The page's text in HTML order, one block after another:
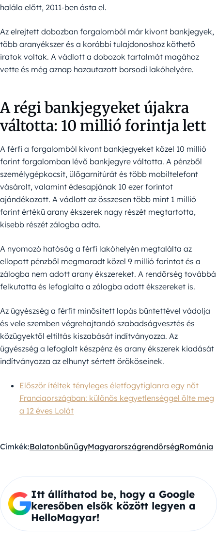
halála előtt, 2011-ben ásta el.
Az elrejtett dobozban forgalomból már kivont bankjegyek,
több aranyékszer és a korábbi tulajdonoshoz köthető
iratok voltak. A vádlott a dobozok tartalmát magához
vette és még aznap hazautazott borsodi lakóhelyére.
A régi bankjegyeket újakra
váltotta: 10 millió forintja lett
A férfi a forgalomból kivont bankjegyeket közel 10 millió
forint forgalomban lévő bankjegyre váltotta. A pénzből
személygépkocsit, ülőgarnitúrát és több mobiltelefont
vásárolt, valamint édesapjának 10 ezer forintot
ajándékozott. A vádlott az összesen több mint 1 millió
forint értékű arany ékszerek nagy részét megtartotta,
kisebb részét zálogba adta.
A nyomozó hatóság a férfi lakóhelyén megtalálta az
ellopott pénzből megmaradt közel 9 millió forintot és a
zálogba nem adott arany ékszereket. A rendőrség továbbá
felkutatta és lefoglalta a zálogba adott ékszereket is.
Az ügyészség a férfit minősített lopás bűntettével vádolja
és vele szemben végrehajtandó szabadságvesztés és
közügyektől eltiltás kiszabását indítványozza. Az
ügyészség a lefoglalt készpénz és arany ékszerek kiadását
indítványozza az elhunyt sértett örököseinek.
Először ítéltek tényleges életfogytiglanra egy nőt
Franciaországban: különös kegyetlenséggel ölte meg
a 12 éves Lolát
Címkék:BalatonbűnügyMagyarországrendőrségRománia
Itt állíthatod be, hogy a Google
keresőben elsők között legyen a
HelloMagyar!